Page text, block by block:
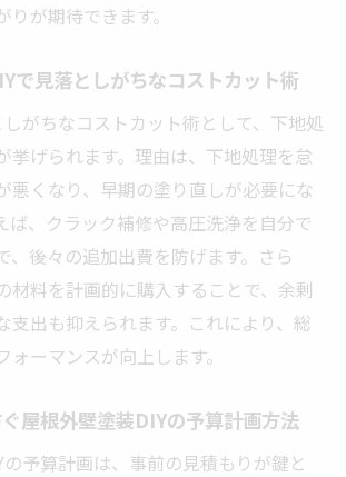
が期待できます。
で見落としがちなコストカット術
がちなコストカット術として、下地処
挙げられます。理由は、下地処理を怠
悪くなり、早期の塗り直しが必要にな
ば、クラック補修や高圧洗浄を自分で
、後々の追加出費を防げます。さら
材料を計画的に購入することで、余剰
支出も抑えられます。これにより、総
ーマンスが向上します。
屋根外壁塗装DIYの予算計画方法
予算計画は、事前の見積もりが鍵と